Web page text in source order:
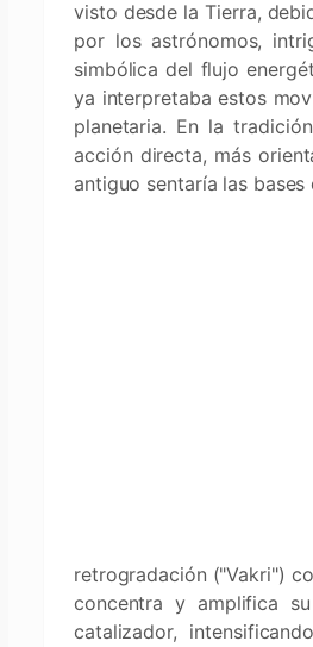
visto desde la Tierra,
por los astrónomos,
simbólica del flujo
ya interpretaba estos
planetaria. En la
acción directa, más
antiguo sentaría las
retrogradación ("Vakri")
concentra y amplifica
catalizador,